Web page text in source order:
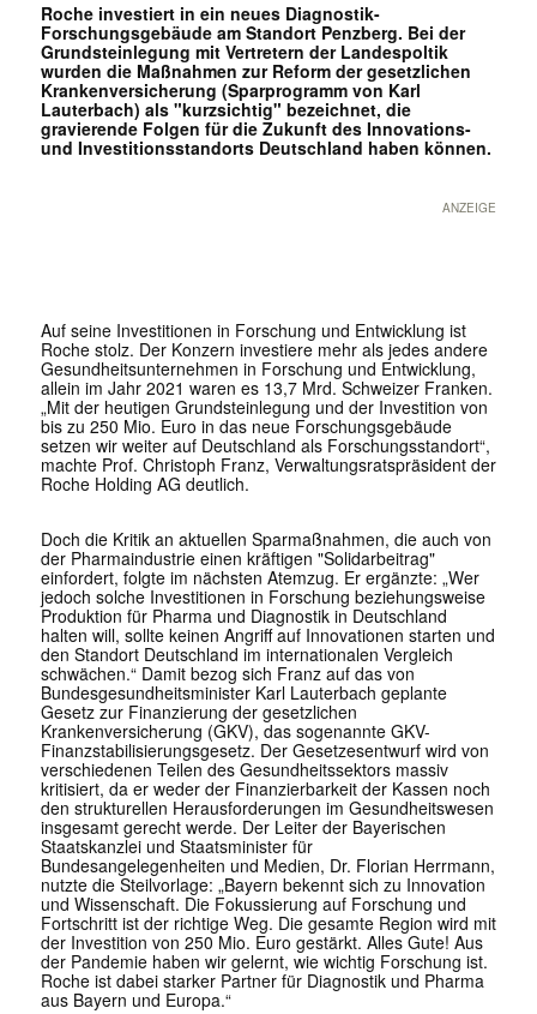
Roche investiert in ein neues Diagnostik-
Forschungsgebäude am Standort Penzberg. Bei der
Grundsteinlegung mit Vertretern der Landespoltik
wurden die Maßnahmen zur Reform der gesetzlichen
Krankenversicherung (Sparprogramm von Karl
Lauterbach) als "kurzsichtig" bezeichnet, die
gravierende Folgen für die Zukunft des Innovations-
und Investitionsstandorts Deutschland haben können.
ANZEIGE
Auf seine Investitionen in Forschung und Entwicklung ist
Roche stolz. Der Konzern investiere mehr als jedes andere
Gesundheitsunternehmen in Forschung und Entwicklung,
allein im Jahr 2021 waren es 13,7 Mrd. Schweizer Franken.
„Mit der heutigen Grundsteinlegung und der Investition von
bis zu 250 Mio. Euro in das neue Forschungsgebäude
setzen wir weiter auf Deutschland als Forschungsstandort“,
machte Prof. Christoph Franz, Verwaltungsratspräsident der
Roche Holding AG deutlich.
Doch die Kritik an aktuellen Sparmaßnahmen, die auch von
der Pharmaindustrie einen kräftigen "Solidarbeitrag"
einfordert, folgte im nächsten Atemzug. Er ergänzte: „Wer
jedoch solche Investitionen in Forschung beziehungsweise
Produktion für Pharma und Diagnostik in Deutschland
halten will, sollte keinen Angriff auf Innovationen starten und
den Standort Deutschland im internationalen Vergleich
schwächen.“ Damit bezog sich Franz auf das von
Bundesgesundheitsminister Karl Lauterbach geplante
Gesetz zur Finanzierung der gesetzlichen
Krankenversicherung (GKV), das sogenannte GKV-
Finanzstabilisierungsgesetz. Der Gesetzesentwurf wird von
verschiedenen Teilen des Gesundheitssektors massiv
kritisiert, da er weder der Finanzierbarkeit der Kassen noch
den strukturellen Herausforderungen im Gesundheitswesen
insgesamt gerecht werde. Der Leiter der Bayerischen
Staatskanzlei und Staatsminister für
Bundesangelegenheiten und Medien, Dr. Florian Herrmann,
nutzte die Steilvorlage: „Bayern bekennt sich zu Innovation
und Wissenschaft. Die Fokussierung auf Forschung und
Fortschritt ist der richtige Weg. Die gesamte Region wird mit
der Investition von 250 Mio. Euro gestärkt. Alles Gute! Aus
der Pandemie haben wir gelernt, wie wichtig Forschung ist.
Roche ist dabei starker Partner für Diagnostik und Pharma
aus Bayern und Europa.“